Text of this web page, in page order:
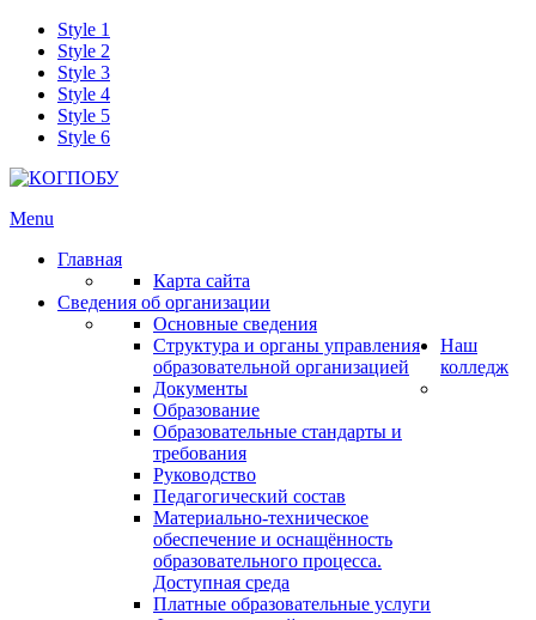
Style 1
Style 2
Style 3
Style 4
Style 5
Style 6
Menu
Главная
Карта сайта
Сведения об организации
Основные сведения
Структура и органы управления
образовательной организацией
Документы
Образование
Образовательные стандарты и
требования
Руководство
Педагогический состав
Материально-техническое
обеспечение и оснащённость
образовательного процесса.
Доступная среда
Платные образовательные услуги
Наш
колледж